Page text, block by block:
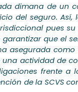
dimana de un
del seguro. Así,
pues
que el
asegurada como
actividad de
frente a
de la SCVS